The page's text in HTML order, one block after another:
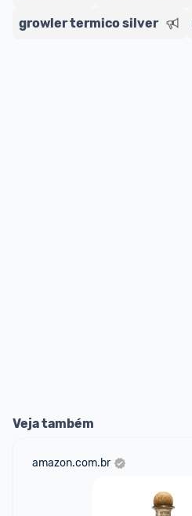
growler termico silver
Veja também
amazon.com.br